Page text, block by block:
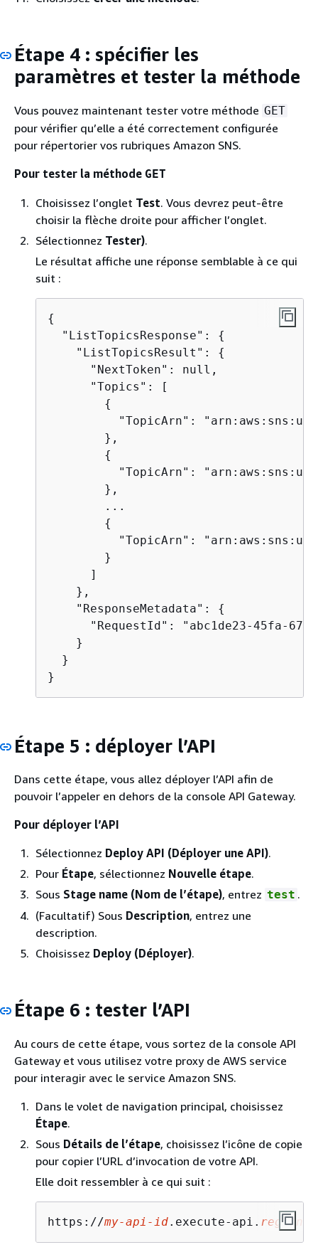
Étape 4 : spécifier les
paramètres et tester la méthode
Vous pouvez maintenant tester votre méthode GET
pour vérifier qu’elle a été correctement configurée
pour répertorier vos rubriques Amazon SNS.
Pour tester la méthode GET
Choisissez l’onglet Test. Vous devrez peut-être
choisir la flèche droite pour afficher l’onglet.
Sélectionnez Tester).
Le résultat affiche une réponse semblable à ce qui
suit :
{
  "ListTopicsResponse":
{
    "ListTopicsResult":
{
      "NextToken": null,
      "Topics": [
{
"TopicArn":
        },
{
"TopicArn":
        },
        ...
{
"TopicArn":
        }
      ]
    },
    "ResponseMetadata":
{
"RequestId": "abc1de23-45fa-
    }
  }
}
Étape 5 : déployer l’API
Dans cette étape, vous allez déployer l’API afin de
pouvoir l’appeler en dehors de la console API Gateway.
Pour déployer l’API
Sélectionnez Deploy API (Déployer une API).
Pour Étape, sélectionnez Nouvelle étape.
Sous Stage name (Nom de l’étape), entrez test .
(Facultatif) Sous Description, entrez une
description.
Choisissez Deploy (Déployer).
Étape 6 : tester l’API
Au cours de cette étape, vous sortez de la console API
Gateway et vous utilisez votre proxy de AWS service
pour interagir avec le service Amazon SNS.
Dans le volet de navigation principal, choisissez
Étape.
Sous Détails de l’étape, choisissez l’icône de copie
pour copier l’URL d’invocation de votre API.
Elle doit ressembler à ce qui suit :
https://my-api-id.execute-api. region-